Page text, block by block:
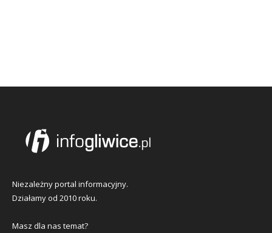
Niezależny portal informacyjny.
Działamy od 2010 roku.
Masz dla nas temat?